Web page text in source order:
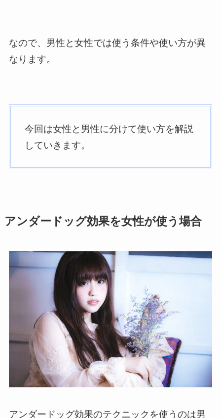
なので、男性と女性では使う条件や使い方が異
なります。
今回は女性と男性に分けて使い方を解説
していきます。
アンダードッグ効果を女性が使う場合
アンダードッグ効果のテクニックを使うのは男